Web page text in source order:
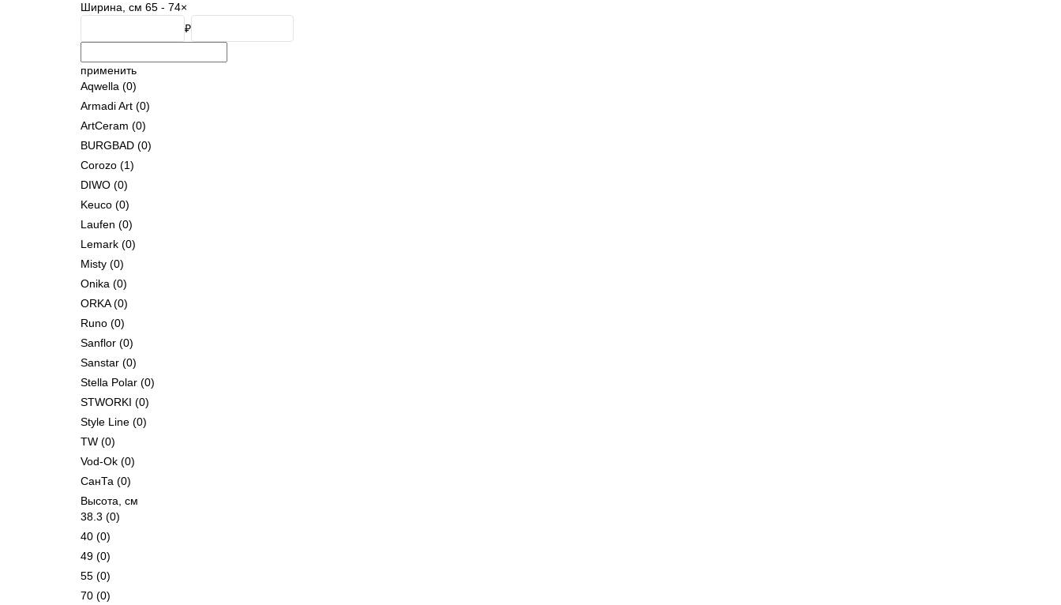
Ширина, см 65 - 74×
₽
применить
Aqwella (0)
Armadi Art (0)
ArtCeram (0)
BURGBAD (0)
Corozo (1)
DIWO (0)
Keuco (0)
Laufen (0)
Lemark (0)
Misty (0)
Onika (0)
ORKA(0)
Runo (0)
Sanflor (0)
Sanstar (0)
Stella Polar (0)
STWORKI (0)
Style Line (0)
TW (0)
Vod-Ok (0)
СанТа (0)
Высота, см
38.3 (0)
40 (0)
49 (0)
55 (0)
70 (0)